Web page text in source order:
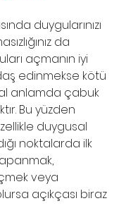
duygularınızı
da
açmanın iyi
edinmekse kötü
anlamda çabuk
Bu yüzden
duygusal
noktalarda ilk
veya
açıkçası biraz